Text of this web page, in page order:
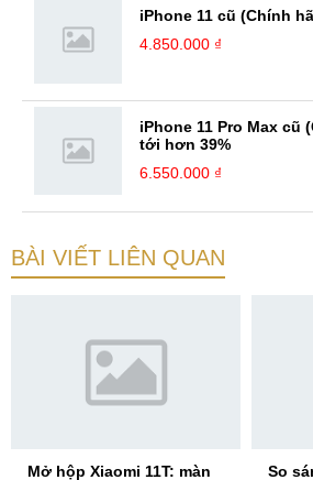
iPhone 11 cũ (Chính
4.850.000 ₫
iPhone 11 Pro Max cũ
tới hơn 39%
6.550.000 ₫
BÀI VIẾT LIÊN QUAN
Mở hộp Xiaomi 11T: màn So